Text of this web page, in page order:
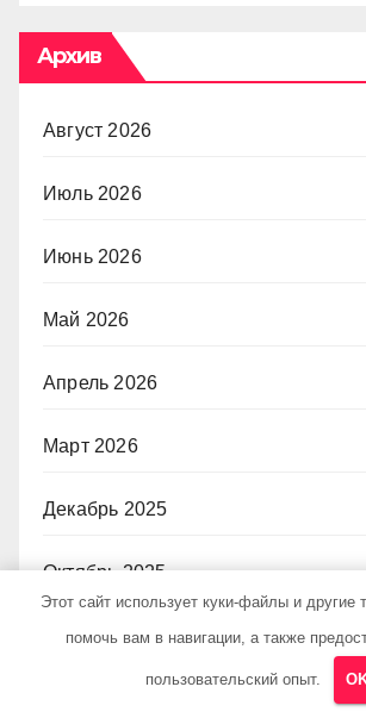
Архив
Август 2026
Июль 2026
Июнь 2026
Май 2026
Апрель 2026
Март 2026
Декабрь 2025
Октябрь 2025
Май 2025
Этот сайт использует куки-файлы и другие
помочь вам в навигации, а также
пользовательский опыт.